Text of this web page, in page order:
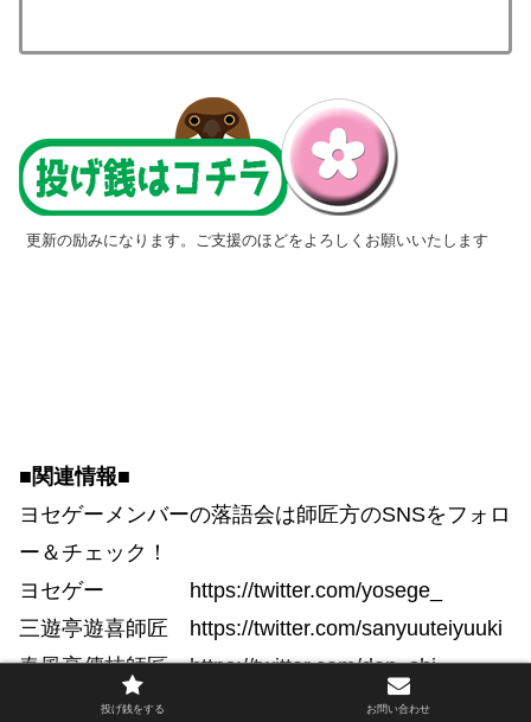
更新の励みになります。ご支援のほどをよろしくお願いいたします
■関連情報■
ヨセゲーメンバーの落語会は師匠方のSNSをフォロ
ー＆チェック！
ヨセゲー https://twitter.com/yosege_
三遊亭遊喜師匠 https://twitter.com/sanyuuteiyuuki
春風亭傳枝師匠 https://twitter.com/den_shi
柳亭芝楽師匠 https://twitter.com/turunperon
投げ銭をする お問い合わせ